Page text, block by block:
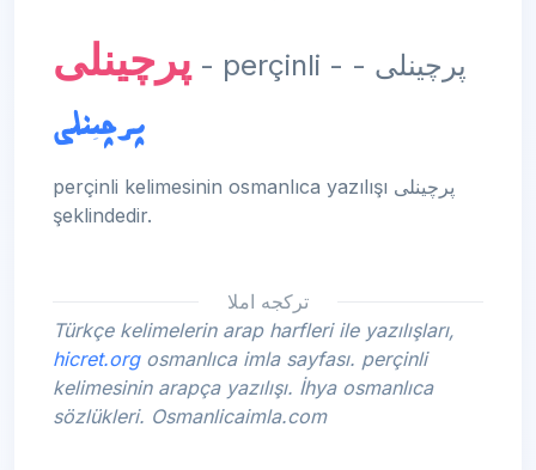
پرچینلی - perçinli - پرچینلی -
پرچینلی
perçinli kelimesinin osmanlıca yazılışı پرچینلی
şeklindedir.
تركجه املا
Türkçe kelimelerin arap harfleri ile yazılışları,
hicret.orgosmanlıca imla sayfası. perçinli
kelimesinin arapça yazılışı. İhya osmanlıca
sözlükleri. Osmanlicaimla.com